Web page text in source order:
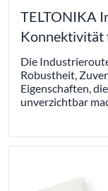
TELTONIKA
Konnektivität
Die
Robustheit,
Eigenschaften,
unverzichtbar